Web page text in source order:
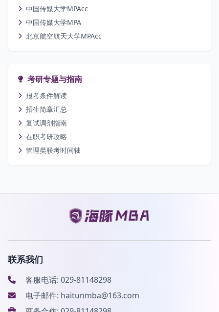
中国传媒大学MPAcc
中国传媒大学MPA
北京航空航天大学MPAcc
考研专题与指南
报考条件解读
招生简章汇总
复试调剂指南
在职考研攻略
管理类联考时间轴
联系我们
客服电话: 029-81148298
电子邮件: haitunmba@163.com